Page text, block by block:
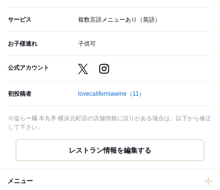
サービス 複数言語メニューあり（英語）
お子様連れ 子供可
公式アカウント
初投稿者 lovecaliforniawine （11）
※塩らー麺 本丸亭 横浜元町店の店舗情報に誤りがある場合は、以下から修正
して下さい。
レストラン情報を編集する
メニュー